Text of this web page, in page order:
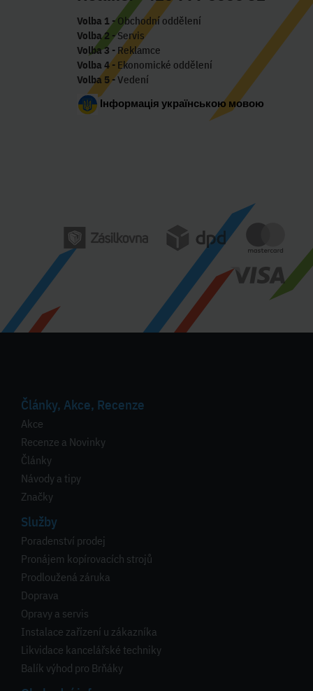
Volba 1- Obchodní oddělení
Volba 2 - Servis
Volba 3 - Reklamce
Volba 4- Ekonomické oddělení
Volba 5- Vedení
Інформація українською мовою
Články, Akce, Recenze
Akce
Recenze a Novinky
Články
Návody a tipy
Značky
Služby
Poradenství prodej
Pronájem kopírovacích strojů
Prodloužená záruka
Doprava
Opravy a servis
Instalace zařízení u zákazníka
Likvidace kancelářské techniky
Balík výhod pro Brňáky